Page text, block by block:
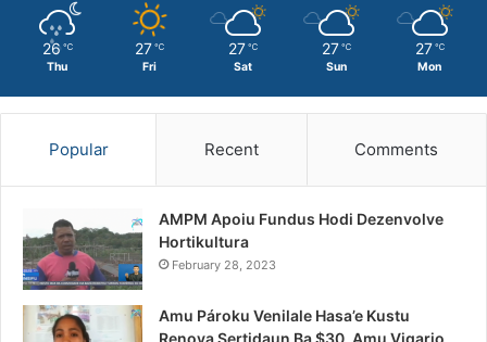
26 ℃
Thu
27 ℃
Fri
27 ℃
Sat
27 ℃
Sun
27 ℃
Mon
Popular Recent Comments
AMPM Apoiu Fundus Hodi Dezenvolve
Hortikultura
February 28, 2023
Amu Pároku Venilale Hasa’e Kustu
Renova Sertidaun Ba $30, Amu Vigario